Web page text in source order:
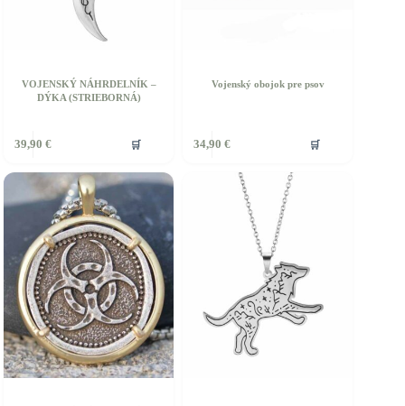
VOJENSKÝ NÁHRDELNÍK –
DÝKA (STRIEBORNÁ)
39,90 € 🛒
Vojenský obojok pre psov
34,90 € 🛒
produkt
viacero
si
môžete
vybrať
stránke
produktu.